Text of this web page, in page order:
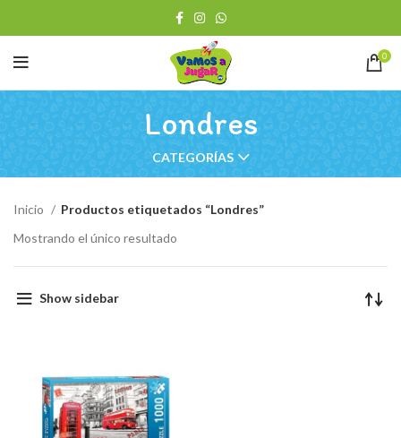
0
Londres
CATEGORÍAS
Inicio
Productos etiquetados “Londres”
Mostrando el único resultado
Show sidebar